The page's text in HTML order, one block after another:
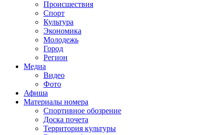
Происшествия
Спорт
Культура
Экономика
Молодежь
Город
Регион
Медиа
Видео
Фото
Афиша
Материалы номера
Спортивное обозрение
Доска почета
Территория культуры